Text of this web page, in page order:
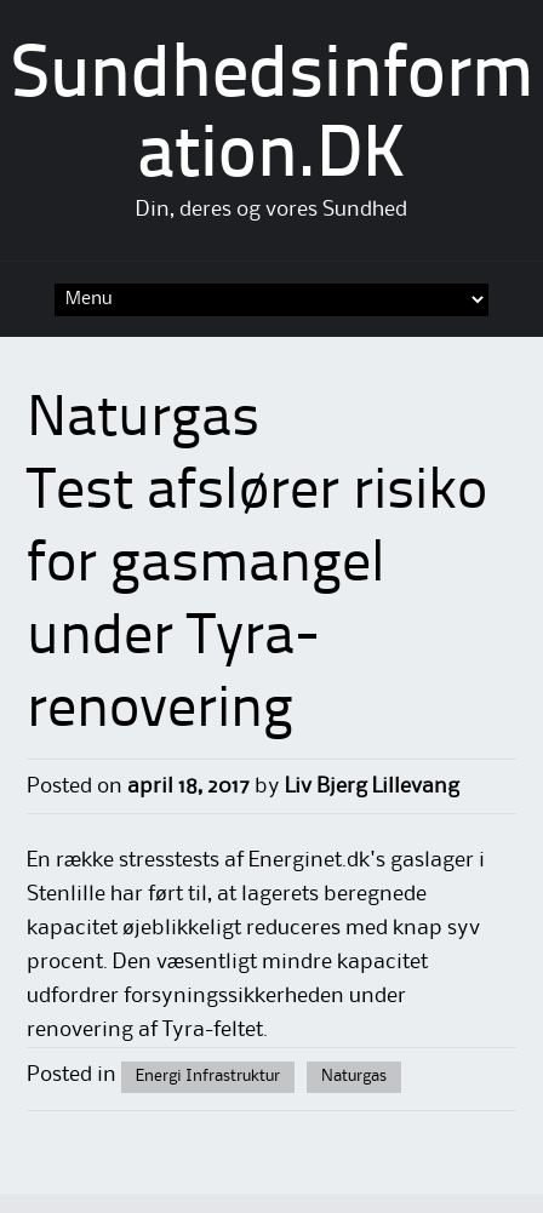
Sundhedsinform
ation.DK
Din, deres og vores Sundhed
Naturgas
Test afslører risiko
for gasmangel
under Tyra-
renovering
Posted on april 18, 2017 by Liv Bjerg Lillevang
En række stresstests af Energinet.dk's gaslager i
Stenlille har ført til, at lagerets beregnede
kapacitet øjeblikkeligt reduceres med knap syv
procent. Den væsentligt mindre kapacitet
udfordrer forsyningssikkerheden under
renovering af Tyra-feltet.
Posted in Energi Infrastruktur Naturgas